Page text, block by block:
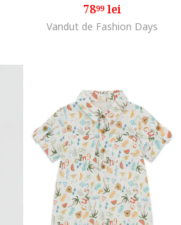
7899lei
Vandut de Fashion Days